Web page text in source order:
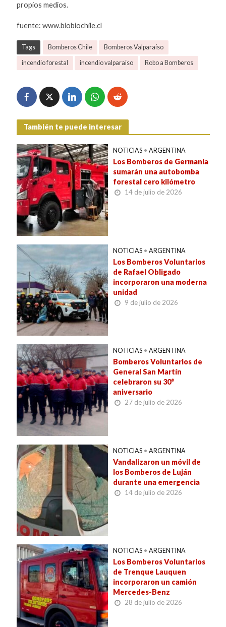
propios medios.
fuente: www.biobiochile.cl
Tags Bomberos Chile Bomberos Valparaíso
incendio forestal incendio valparaiso Robo a Bomberos
También te puede interesar
NOTICIAS • ARGENTINA
Los Bomberos de Germania
sumarán una autobomba
forestal cero kilómetro
14 de julio de 2026
NOTICIAS • ARGENTINA
Los Bomberos Voluntarios
de Rafael Obligado
incorporaron una moderna
unidad
9 de julio de 2026
NOTICIAS • ARGENTINA
Bomberos Voluntarios de
General San Martín
celebraron su 30°
aniversario
27 de julio de 2026
NOTICIAS • ARGENTINA
Vandalizaron un móvil de
los Bomberos de Luján
durante una emergencia
14 de julio de 2026
NOTICIAS • ARGENTINA
Los Bomberos Voluntarios
de Trenque Lauquen
incorporaron un camión
Mercedes-Benz
28 de julio de 2026